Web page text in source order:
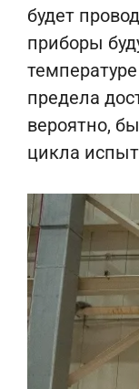
будет
приборы
предела
вероятно,
цикла